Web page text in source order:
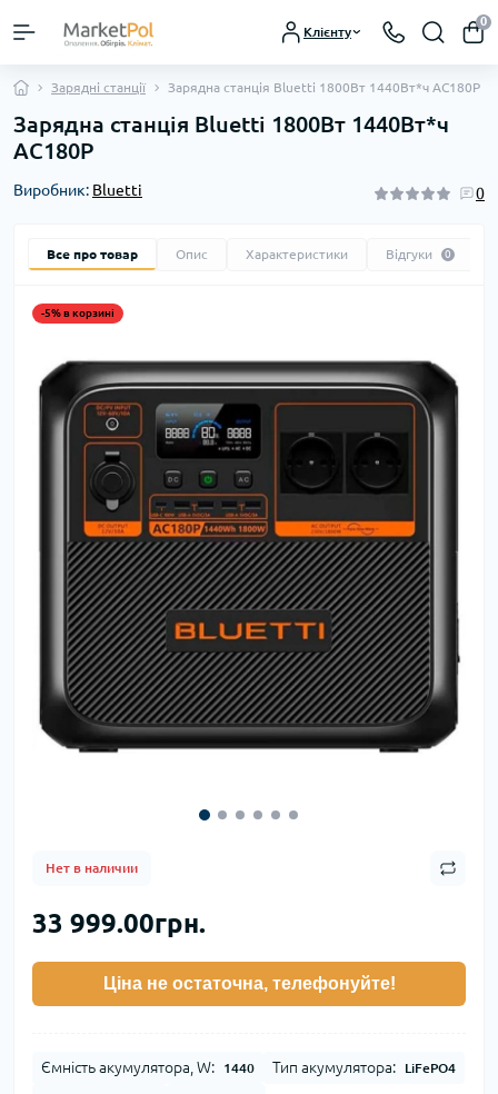
Клієнту
0
Зарядні станції Зарядна станція Bluetti 1800Вт 1440Вт*ч AC180P
Зарядна станція Bluetti 1800Вт 1440Вт*ч
AC180P
Виробник: Bluetti 0
Все про товар Опис Характеристики Відгуки 0
-5% в корзині
Нет в наличии
33 999.00грн.
Ціна не остаточна, телефонуйте!
Ємність акумулятора, W: 1440 Тип акумулятора: LiFePO4